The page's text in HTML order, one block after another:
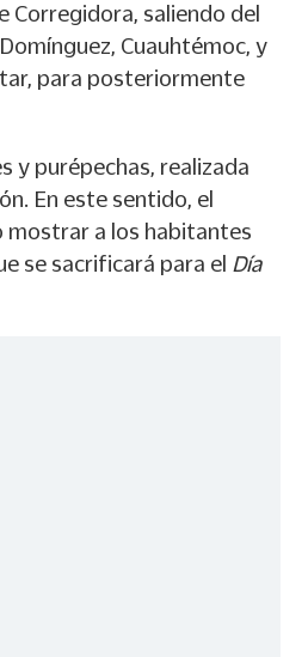
Corregidora, saliendo del
Cuauhtémoc, y
para posteriormente
y purépechas, realizada
En este sentido, el
mostrar a los habitantes
se sacrificará para el Día